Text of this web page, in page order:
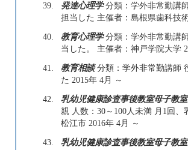
39.
発達心理学分類：学外非常勤講
担当した 主催者：島根県歯科技
40.
教育心理学分類：学外非常勤講
当した。 主催者：神戸学院大学
41.
教育相談分類：学外非常勤講師
た 2015年 4月 ～
42.
乳幼児健康診査事後教室母子教室
親 人数：30～100人未満 月1回
松江市 2016年 4月 ～
43.
乳幼児健康診査事後教室母子教室